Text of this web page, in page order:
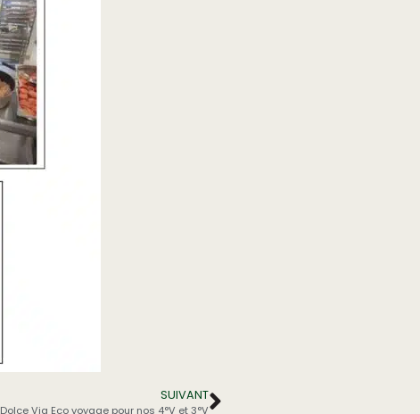
SUIVANT
Dolce Via Eco voyage pour nos 4°V et 3°V